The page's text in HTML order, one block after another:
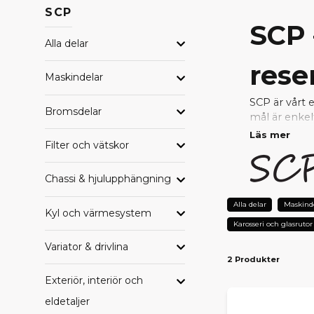
SCP
Alla delar
Maskindelar
Bromsdelar
Filter och vätskor
Chassi & hjulupphängning
Kyl och värmesystem
Variator & drivlina
Exteriör, interiör och
eldetaljer
SCP är vårt
mål är
uppfyller
reparera
Prisvärda–
Perfekt
Läs mer
Alla delar
Karosseri och glasrutor
2 Produkter